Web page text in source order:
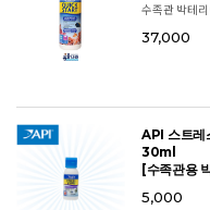
수족관 박테
37,000
API 스트
30ml
[수족관용
5,000